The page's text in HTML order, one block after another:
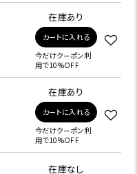
在庫あり
カートに入れる
今だけクーポン利
用で10%OFF
在庫あり
カートに入れる
今だけクーポン利
用で10%OFF
在庫なし